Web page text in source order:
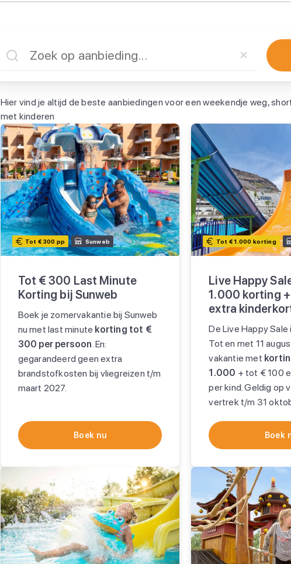
Hier vind je altijd de beste aanbiedingen voor een weekendje weg,
met kinderen
Tot € 300 pp Sunweb
Tot € 300 Last Minute
Korting bij Sunweb
Boek je zomervakantie bij Sunweb
nu met last minute korting tot €
300 per persoon. En:
gegarandeerd geen extra
brandstofkosten bij vliegreizen t/m
maart 2027.
Boek nu
Tot € 1.000 korting
Live Happy
1.000 korting
extra
De Live Happy Sale
Tot en met 11
vakantie met
1.000 + tot € 100
per kind. Geldig op
vertrek t/m 31
Boek